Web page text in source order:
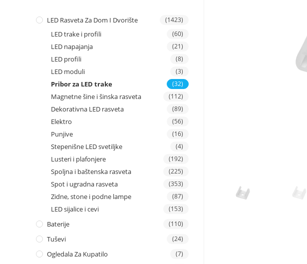
LED Rasveta Za Dom I Dvorište (1423)
LED trake i profili (60)
LED napajanja (21)
LED profili (8)
LED moduli (3)
Pribor za LED trake (32)
Magnetne šine i šinska rasveta (112)
Dekorativna LED rasveta (89)
Elektro (56)
Punjive (16)
Stepenišne LED svetiljke (4)
Lusteri i plafonjere (192)
Spoljna i baštenska rasveta (225)
Spot i ugradna rasveta (353)
Zidne, stone i podne lampe (87)
LED sijalice i cevi (153)
Baterije (110)
Tuševi (24)
Ogledala Za Kupatilo (7)